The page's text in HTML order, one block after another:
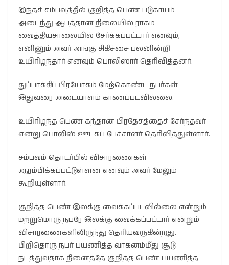
இந்தச் சம்பவத்தில் குறித்த பெண் படுகாயம்
அடைந்து ஆபத்தான நிலையில் ராகம
வைத்தியசாலையில் சேர்க்கப்பட்டார் எனவும்,
எனினும் அவர் அங்கு சிகிச்சை பலனின்றி
உயிரிழந்தார் எனவும் பொலிஸார் தெரிவித்தனர்.
துப்பாக்கிப் பிரயோகம் மேற்கொண்ட நபர்கள்
இதுவரை அடையாளம் காணப்படவில்லை.
உயிரிழந்த பெண் கந்தான பிரதேசத்தைச் சேர்ந்தவர்
என்று பொலிஸ் ஊடகப் பேச்சாளர் தெரிவித்துள்ளார்.
சம்பவம் தொடர்பில் விசாரணைகள்
ஆரம்பிக்கப்பட்டுள்ளன எனவும் அவர் மேலும்
கூறியுள்ளார்.
குறித்த பெண் இலக்கு வைக்கப்படவில்லை என்றும்
மற்றுமொரு நபரே இலக்கு வைக்கப்பட்டார் என்றும்
விசாரணைகளிலிருந்து தெரியவருகின்றது.
பிறிதொரு நபர் பயணித்த வாகனம்மீது சூடு
நடத்துவதாக நினைத்தே குறித்த பெண் பயணித்த